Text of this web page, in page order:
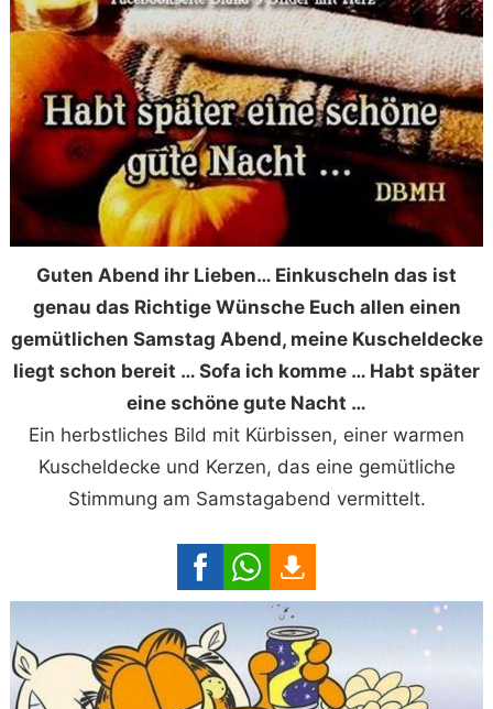
Guten Abend ihr Lieben… Einkuscheln das ist
genau das Richtige Wünsche Euch allen einen
gemütlichen Samstag Abend, meine Kuscheldecke
liegt schon bereit … Sofa ich komme … Habt später
eine schöne gute Nacht …
Ein herbstliches Bild mit Kürbissen, einer warmen
Kuscheldecke und Kerzen, das eine gemütliche
Stimmung am Samstagabend vermittelt.